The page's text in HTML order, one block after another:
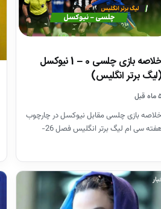
خلاصه بازی چلسی 0 – 1 نیوکسل
برتر انگلیس)
قبل
خلاصه بازی چلسی مقابل نیوکسل در چارچوب
هفته سی ام لیگ برتر انگلیس فصل 26-